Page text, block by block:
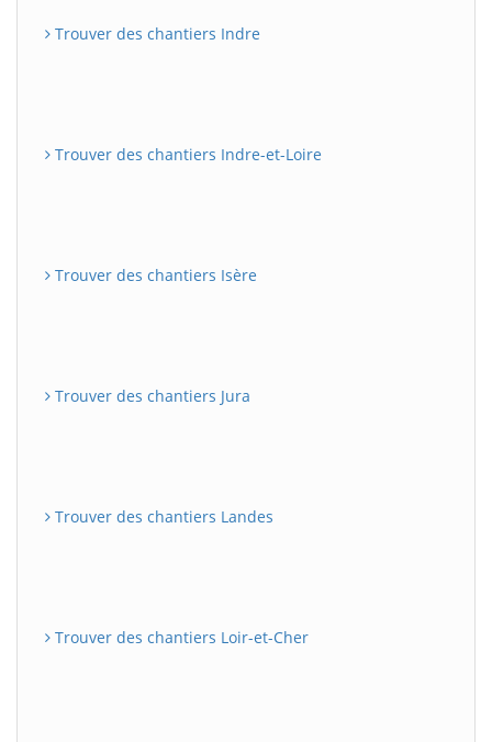
Trouver des chantiers Indre
Trouver des chantiers Indre-et-Loire
Trouver des chantiers Isère
Trouver des chantiers Jura
Trouver des chantiers Landes
Trouver des chantiers Loir-et-Cher